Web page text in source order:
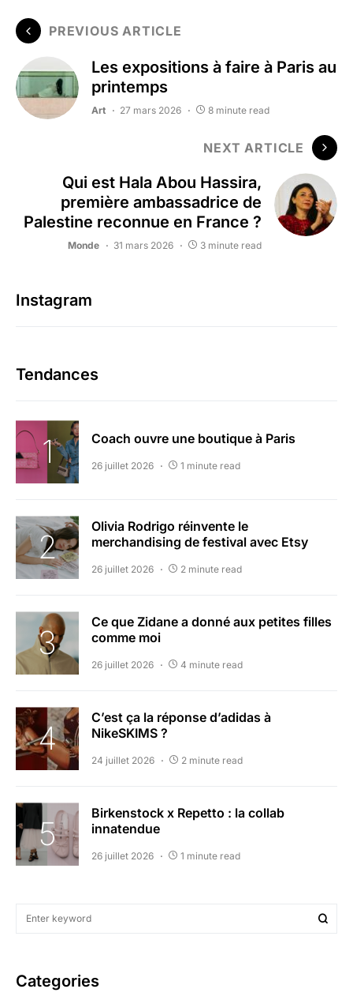
PREVIOUS ARTICLE
Les expositions à faire à Paris au
printemps
Art 27 mars 2026 8 minute read
NEXT ARTICLE
Qui est Hala Abou Hassira,
première ambassadrice de
Palestine reconnue en France ?
Monde 31 mars 2026 3 minute read
Instagram
Tendances
Coach ouvre une boutique à Paris
26 juillet 2026 1 minute read
Olivia Rodrigo réinvente le
merchandising de festival avec Etsy
26 juillet 2026 2 minute read
Ce que Zidane a donné aux petites filles
comme moi
26 juillet 2026 4 minute read
C’est ça la réponse d’adidas à
NikeSKIMS ?
24 juillet 2026 2 minute read
Birkenstock x Repetto : la collab
innatendue
26 juillet 2026 1 minute read
Categories